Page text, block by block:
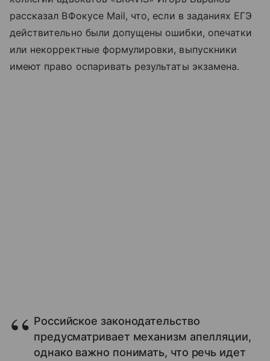
рассказал ВФокусе Mail, что, если в заданиях ЕГЭ
действительно были допущены ошибки, опечатки
или некорректные формулировки, выпускники
имеют право оспаривать результаты экзамена.
Российское законодательство
предусматривает механизм апелляции,
однако важно понимать, что речь идет